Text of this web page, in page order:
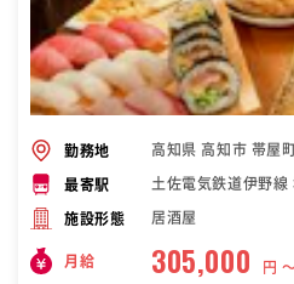
勤務地 高知県 高知市 帯屋
最寄駅 土佐電気鉄道伊野線
施設形態 居酒屋
月給 305,000 円